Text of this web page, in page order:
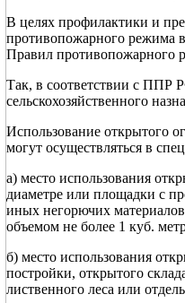
В целях профилактики и
противопожарного режима
Правил
Так, в соответствии с ППР
сельскохозяйственного
Использование открытого
могут осуществляться в
а) место использования
диаметре или площадки с
иных негорючих
объемом не более 1 куб.
б) место использования
постройки, открытого
лиственного леса или